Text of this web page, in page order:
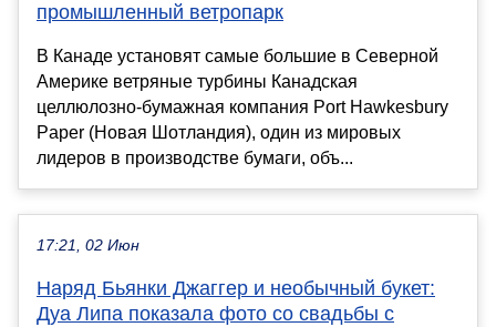
промышленный ветропарк
В Канаде установят самые большие в Северной
Америке ветряные турбины Канадская
целлюлозно-бумажная компания Port Hawkesbury
Paper (Новая Шотландия), один из мировых
лидеров в производстве бумаги, объ...
17:21, 02 Июн
Наряд Бьянки Джаггер и необычный букет:
Дуа Липа показала фото со свадьбы с